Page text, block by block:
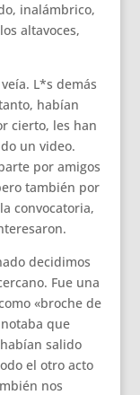
inalámbrico,
altavoces,
L*s demás
habían
cierto, les han
un video.
por amigos
también por
convocatoria,
decidimos
Fue una
«broche de
que
salido
el otro acto
nos